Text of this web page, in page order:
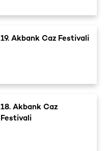
19. Akbank Caz Festivali
18. Akbank Caz
Festivali